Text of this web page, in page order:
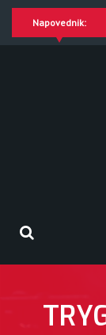
Napovednik:
+ Morywa
(HR), A